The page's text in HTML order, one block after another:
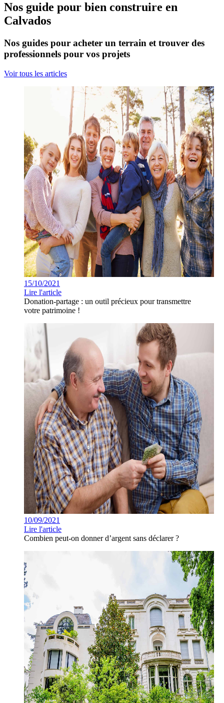
Nos guide pour bien construire en
Calvados
Nos guides pour acheter un terrain et trouver des
professionnels pour vos projets
Voir tous les articles
15/10/2021
Lire l'article
Donation-partage : un outil précieux pour transmettre
votre patrimoine !
10/09/2021
Lire l'article
Combien peut-on donner d’argent sans déclarer ?